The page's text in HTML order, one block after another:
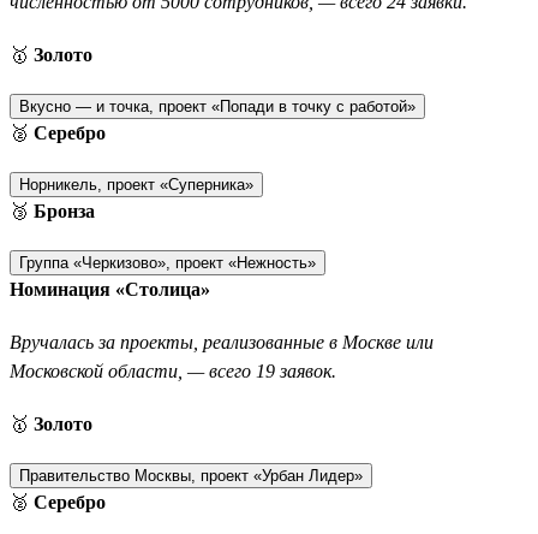
🥇 Золото
Вкусно — и точка, проект «Попади в точку с работой»
🥈 Серебро
Норникель, проект «Суперника»
🥉 Бронза
Группа «Черкизово», проект «Нежность»
Номинация «Столица»
Вручалась за проекты, реализованные в Москве или
Московской области, — всего 19 заявок.
🥇 Золото
Правительство Москвы, проект «Урбан Лидер»
🥈 Серебро